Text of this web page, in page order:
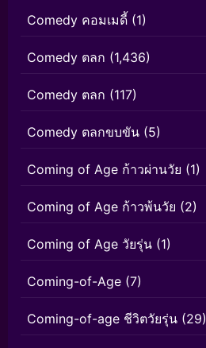
Comedy คอมเมดี้ (1)
Comedy ตลก (1,436)
Comedy ตลก (117)
Comedy ตลกขบขัน (5)
Coming of Age ก้าวผ่านวัย (1)
Coming of Age ก้าวพ้นวัย (2)
Coming of Age วัยรุ่น (1)
Coming-of-Age (7)
Coming-of-age ชีวิตวัยรุ่น (29)